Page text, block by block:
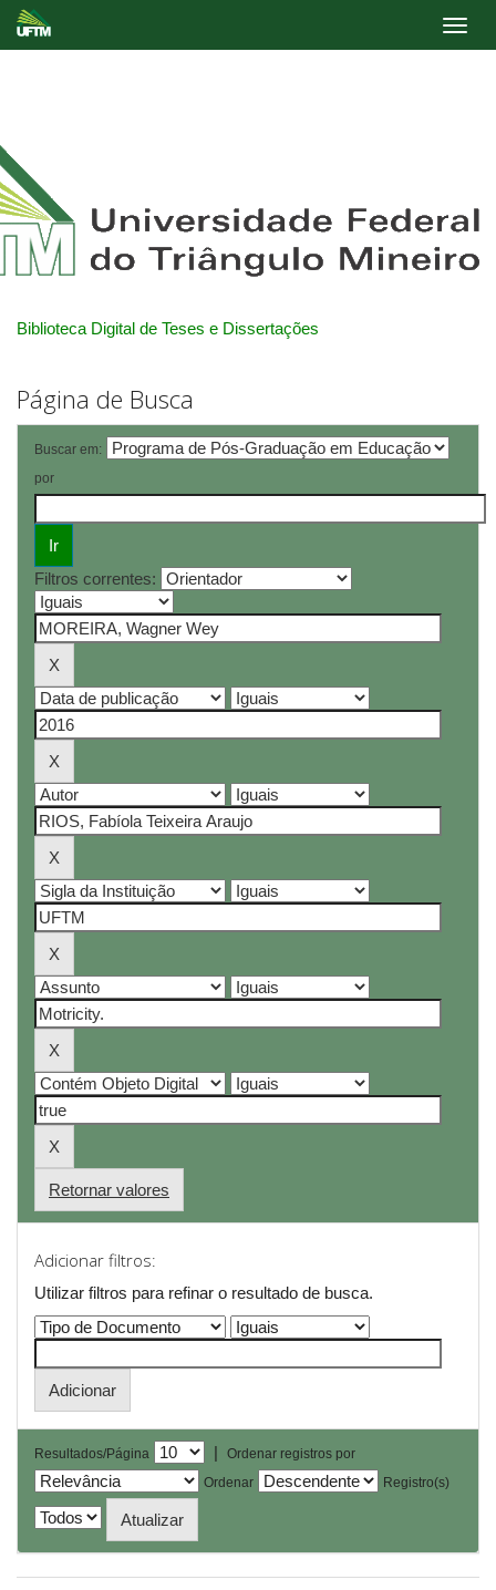
Biblioteca Digital de Teses e Dissertações
Página de Busca
Buscar em:
por
Filtros correntes:
Retornar valores
Adicionar filtros:
Utilizar filtros para refinar o resultado de busca.
Resultados/Página |
Ordenar registros por
Ordenar
Registro(s)